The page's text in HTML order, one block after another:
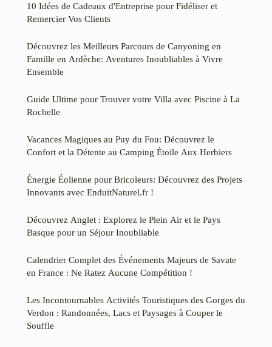
10 Idées de Cadeaux d'Entreprise pour Fidéliser et
Remercier Vos Clients
Découvrez les Meilleurs Parcours de Canyoning en
Famille en Ardèche: Aventures Inoubliables à Vivre
Ensemble
Guide Ultime pour Trouver votre Villa avec Piscine à La
Rochelle
Vacances Magiques au Puy du Fou: Découvrez le
Confort et la Détente au Camping Étoile Aux Herbiers
Énergie Éolienne pour Bricoleurs: Découvrez des Projets
Innovants avec EnduitNaturel.fr !
Découvrez Anglet : Explorez le Plein Air et le Pays
Basque pour un Séjour Inoubliable
Calendrier Complet des Événements Majeurs de Savate
en France : Ne Ratez Aucune Compétition !
Les Incontournables Activités Touristiques des Gorges du
Verdon : Randonnées, Lacs et Paysages à Couper le
Souffle